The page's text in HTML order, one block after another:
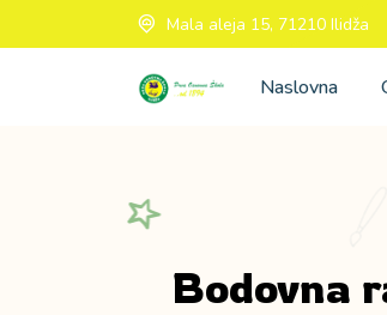
Mala aleja 15, 71210 Ilidža
Naslovna
Bodovna